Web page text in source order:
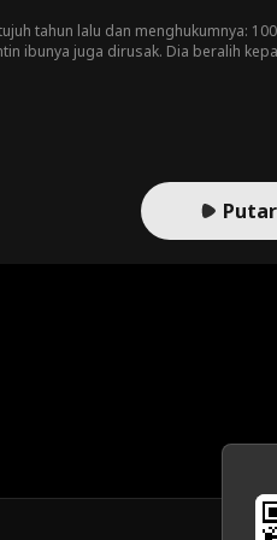
tahun lalu dan menghukumnya:
ibunya juga dirusak. Dia beralih
Putar